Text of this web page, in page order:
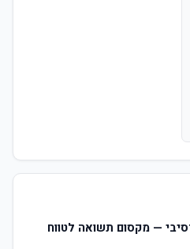
— מקסום תשואה לטווח